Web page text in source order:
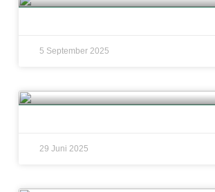
5 September 2025
29 Juni 2025